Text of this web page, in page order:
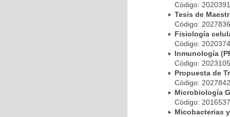
Código:
Tesis de
Código:
Fisiología
Código:
Inmunología
Código:
Propuesta de
Código:
Microbiología
Código:
Micobacterias